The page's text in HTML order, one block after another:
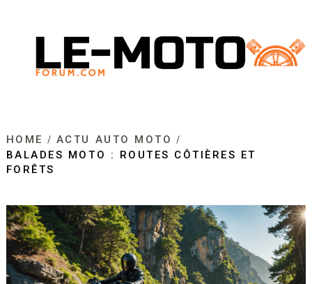
HOME
ACTU AUTO MOTO
BALADES MOTO : ROUTES CÔTIÈRES ET
FORÊTS